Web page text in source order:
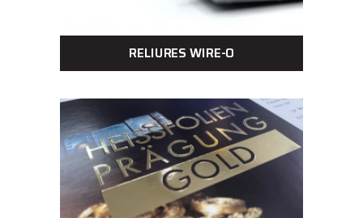
RELIURES WIRE-O